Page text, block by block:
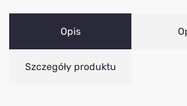
Opis
Szczegóły produktu